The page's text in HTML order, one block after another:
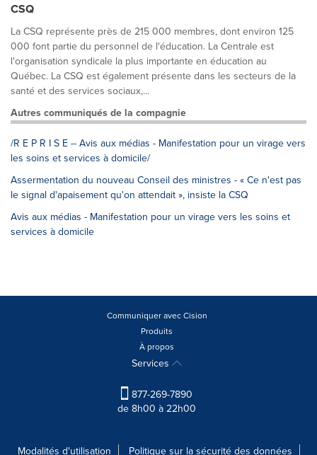
CSQ
La CSQ représente près de 215 000 membres, dont environ 125
000 font partie du personnel de l'éducation. La Centrale est
l'organisation syndicale la plus importante en éducation au
Québec. La CSQ est également présente dans les secteurs de la
santé et des services sociaux,...
Autres communiqués de la compagnie
/R E P R I S E -- Avis aux médias - Manifestation pour un virage vers
les soins et services à domicile/
Assermentation du nouveau Conseil des ministres - « Ce n'est pas
le signal d'apaisement qu'on attendait », insiste la CSQ
Avis aux médias - Manifestation pour un virage vers les soins et
services à domicile
Communiquer avec Cision
Produits
À propos
Services
877-269-7890
de 8h00 à 22h00
Modalités d'utilisation Politique sur la sécurité des données